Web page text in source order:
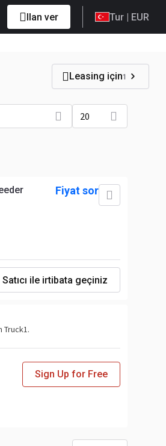
Ilan ver Tur | EUR
Leasing için1
20
Fiyat sor
Satıcı ile irtibata geçiniz
Sign Up for Free